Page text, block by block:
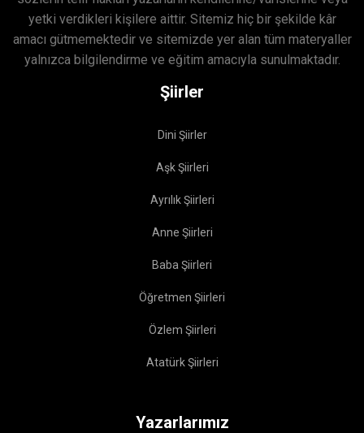
yetki verdikleri kişilere aittir. Sitemiz hiç bir şekilde kâr
amacı gütmemektedir ve sitemizde yer alan tüm materyaller
yalnızca bilgilendirme ve eğitim amacıyla sunulmaktadır.
Şiirler
Dini Şiirler
Aşk Şiirleri
Ayrılık Şiirleri
Anne Şiirleri
Baba Şiirleri
Öğretmen Şiirleri
Özlem Şiirleri
Atatürk Şiirleri
Yazarlarımız